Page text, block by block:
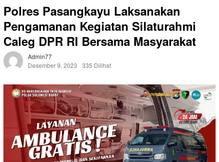
Polres Pasangkayu Laksanakan
Pengamanan Kegiatan Silaturahmi
Caleg DPR RI Bersama Masyarakat
Admin77
Desember 9, 2023
335 Dilihat